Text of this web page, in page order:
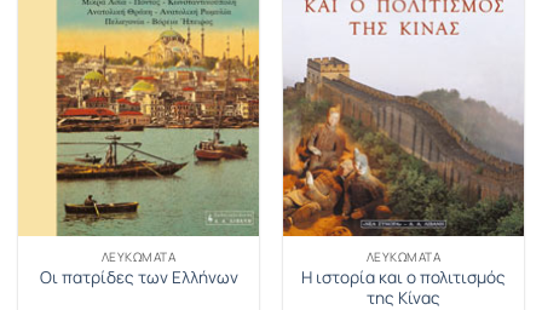
ΛΕΥΚΏΜΑΤΑ
Οι πατρίδες των Ελλήνων
ΛΕΥΚΏΜΑΤΑ
Η ιστορία και ο πολιτισμός
της Κίνας